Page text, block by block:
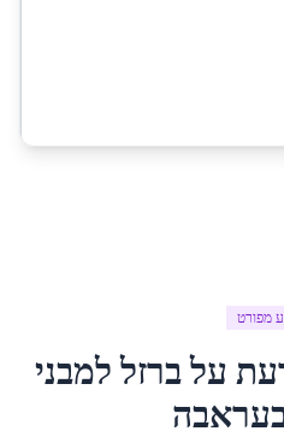
מפורט
עלברזל למבני
עראבה